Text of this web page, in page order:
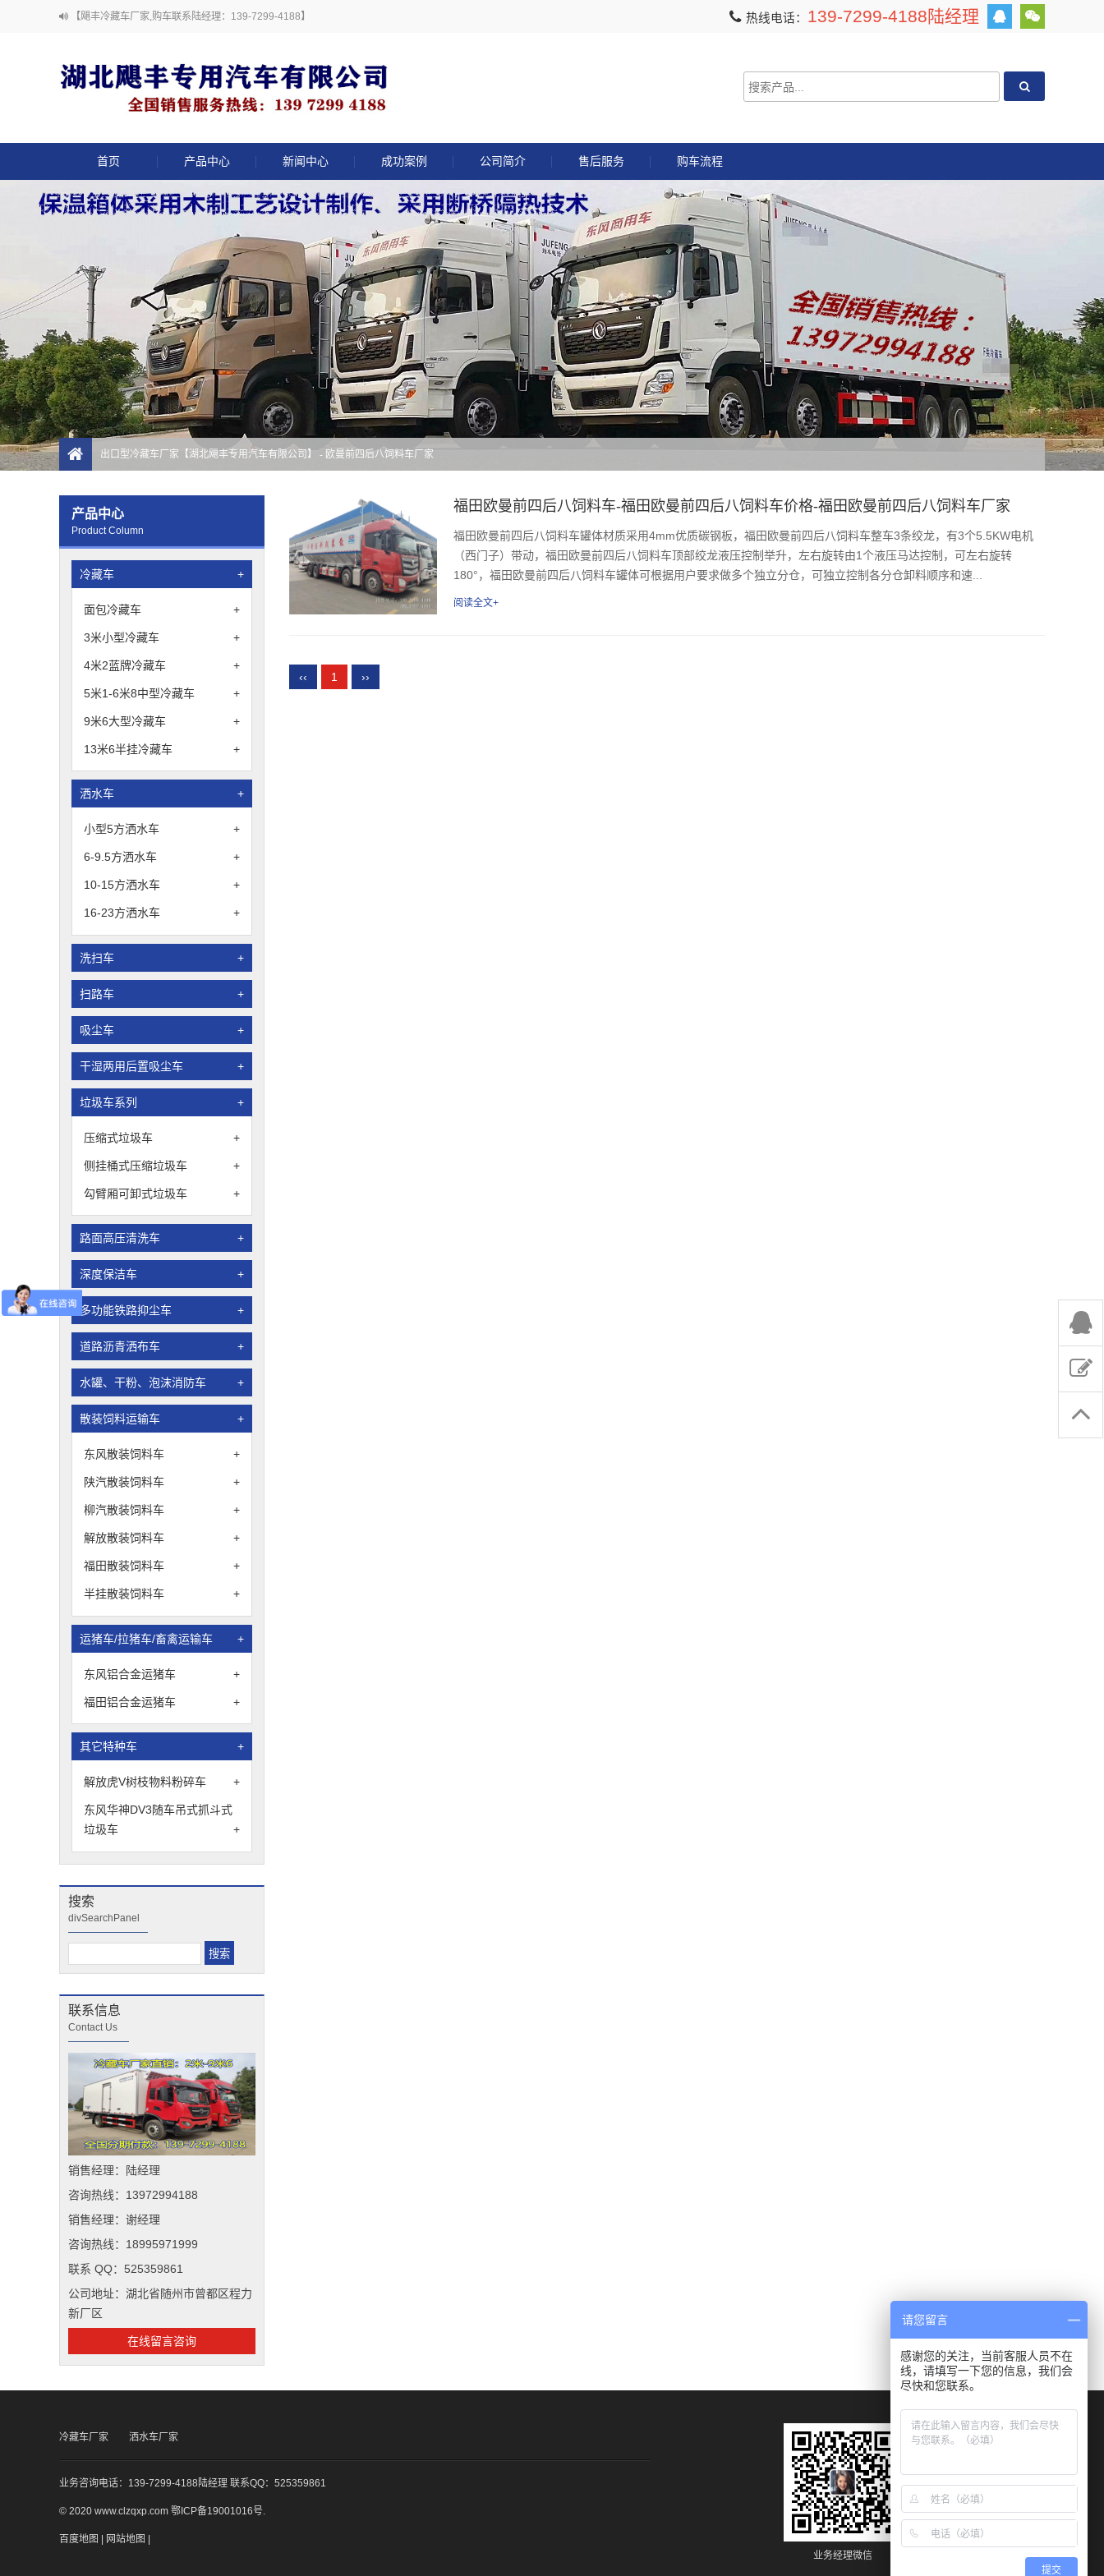
【飓丰冷藏车厂家,购车联系陆经理：139-7299-4188】 热线电话： 139-7299-4188陆经理
首页 产品中心 新闻中心 成功案例 公司简介 售后服务 购车流程
出口型冷藏车厂家【湖北飓丰专用汽车有限公司】 - 欧曼前四后八饲料车厂家
产品中心
Product Column
冷藏车 +
面包冷藏车 +
3米小型冷藏车 +
4米2蓝牌冷藏车 +
5米1-6米8中型冷藏车 +
9米6大型冷藏车 +
13米6半挂冷藏车 +
洒水车 +
小型5方洒水车 +
6-9.5方洒水车 +
10-15方洒水车 +
16-23方洒水车 +
洗扫车 +
扫路车 +
吸尘车 +
干湿两用后置吸尘车 +
垃圾车系列 +
压缩式垃圾车 +
侧挂桶式压缩垃圾车 +
勾臂厢可卸式垃圾车 +
路面高压清洗车 +
深度保洁车 +
多功能铁路抑尘车 +
道路沥青洒布车 +
水罐、干粉、泡沫消防车 +
散装饲料运输车 +
东风散装饲料车 +
陕汽散装饲料车 +
柳汽散装饲料车 +
解放散装饲料车 +
福田散装饲料车 +
半挂散装饲料车 +
运猪车/拉猪车/畜禽运输车 +
东风铝合金运猪车 +
福田铝合金运猪车 +
其它特种车 +
解放虎V树枝物料粉碎车 +
东风华神DV3随车吊式抓斗式
垃圾车
+
搜索
divSearchPanel
联系信息
Contact Us
销售经理：陆经理
咨询热线：13972994188
销售经理：谢经理
咨询热线：18995971999
联系 QQ：525359861
公司地址：湖北省随州市曾都区程力
新厂区
在线留言咨询
福田欧曼前四后八饲料车-福田欧曼前四后八饲料车价格-福田欧曼前四后八饲料车厂家
福田欧曼前四后八饲料车罐体材质采用4mm优质碳钢板，福田欧曼前四后八饲料车整车3条绞龙，有3个5.5KW电机
（西门子）带动，福田欧曼前四后八饲料车顶部绞龙液压控制举升，左右旋转由1个液压马达控制，可左右旋转
180°，福田欧曼前四后八饲料车罐体可根据用户要求做多个独立分仓，可独立控制各分仓卸料顺序和速...
阅读全文+
‹‹ 1 ››
冷藏车厂家 洒水车厂家
业务咨询电话：139-7299-4188陆经理 联系QQ：525359861
© 2020 www.clzqxp.com 鄂ICP备19001016号
百度地图 | 网站地图 |
业务经理微信
请您留言
感谢您的关注，当前客服人员不在
线，请填写一下您的信息，我们会
尽快和您联系。
提交